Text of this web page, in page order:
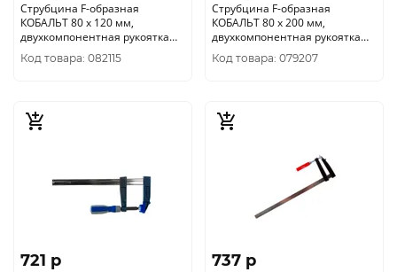
Струбцина F-образная
КОБАЛЬТ 80 х 120 мм,
двухкомпонентная рукоятка
244-544
Код товара: 082115
Струбцина F-образная
КОБАЛЬТ 80 х 200 мм,
двухкомпонентная рукоятка
244-551
Код товара: 079207
721 p 737 p